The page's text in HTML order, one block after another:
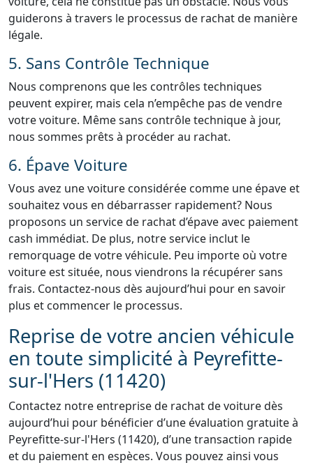
guiderons à travers le processus de rachat de manière
légale.
5. Sans Contrôle Technique
Nous comprenons que les contrôles techniques
peuvent expirer, mais cela n’empêche pas de vendre
votre voiture. Même sans contrôle technique à jour,
nous sommes prêts à procéder au rachat.
6. Épave Voiture
Vous avez une voiture considérée comme une épave et
souhaitez vous en débarrasser rapidement? Nous
proposons un service de rachat d’épave avec paiement
cash immédiat. De plus, notre service inclut le
remorquage de votre véhicule. Peu importe où votre
voiture est située, nous viendrons la récupérer sans
frais. Contactez-nous dès aujourd’hui pour en savoir
plus et commencer le processus.
Reprise de votre ancien véhicule
en toute simplicité à Peyrefitte-
sur-l'Hers (11420)
Contactez notre entreprise de rachat de voiture dès
aujourd’hui pour bénéficier d’une évaluation gratuite à
Peyrefitte-sur-l'Hers (11420), d’une transaction rapide
et du paiement en espèces. Vous pouvez ainsi vous